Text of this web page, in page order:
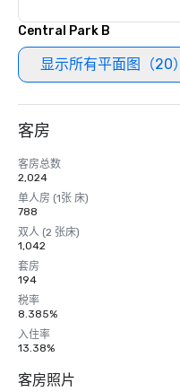
Central Park B
显示所有平面图（20）
客房
客房总数
2,024
单人房 (1张 床)
788
双人 (2 张床)
1,042
套房
194
税率
8.385%
入住率
13.38%
客房照片